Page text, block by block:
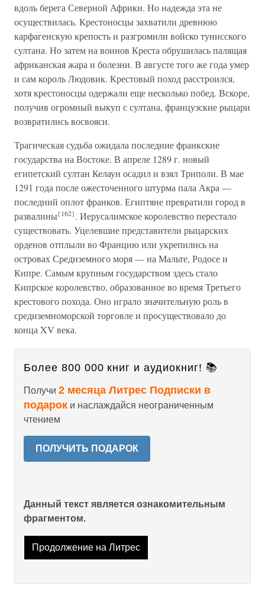
вдоль берега Северной Африки. Но надежда эта не
осуществилась. Крестоносцы захватили древнюю
карфагенскую крепость и разгромили войско тунисского
султана. Но затем на воинов Креста обрушилась палящая
африканская жара и болезни. В августе того же года умер
и сам король Людовик. Крестовый поход расстроился,
хотя крестоносцы одержали еще несколько побед. Вскоре,
получив огромный выкуп с султана, французские рыцари
возвратились восвояси.
Трагическая судьба ожидала последние франкские
государства на Востоке. В апреле 1289 г. новый
египетский султан Келаун осадил и взял Триполи. В мае
1291 года после ожесточенного штурма пала Акра —
последний оплот франков. Египтяне превратили город в
развалины{162}. Иерусалимское королевство перестало
существовать. Уцелевшие представители рыцарских
орденов отплыли во Францию или укрепились на
островах Средиземного моря — на Мальте, Родосе и
Кипре. Самым крупным государством здесь стало
Кипрское королевство, образованное во время Третьего
крестового похода. Оно играло значительную роль в
средиземноморской торговле и просуществовало до
конца XV века.
Более 800 000 книг и аудиокниг! 📚
Получи 2 месяца Литрес Подписки в
подарок и наслаждайся неограниченным
чтением
ПОЛУЧИТЬ ПОДАРОК
Данный текст является ознакомительным
фрагментом.
Продолжение на Литрес